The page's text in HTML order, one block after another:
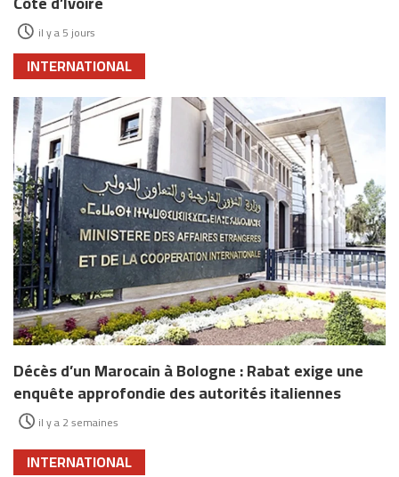
il y a 5 jours
INTERNATIONAL
Décès d’un Marocain à Bologne : Rabat exige une
enquête approfondie des autorités italiennes
il y a 2 semaines
INTERNATIONAL